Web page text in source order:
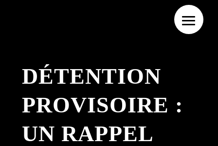
DÉTENTION
PROVISOIRE :
UN RAPPEL